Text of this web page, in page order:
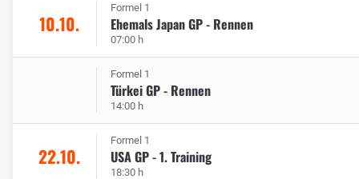
10.10.
Formel 1
Ehemals Japan GP - Rennen
07:00 h
Formel 1
Türkei GP - Rennen
14:00 h
22.10.
Formel 1
USA GP - 1. Training
18:30 h